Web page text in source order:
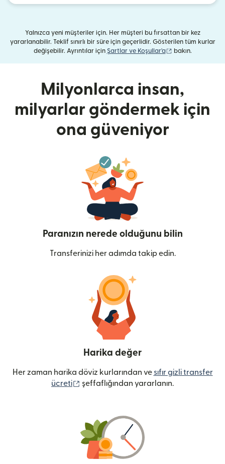
Yalnızca yeni müşteriler için. Her müşteri bu fırsattan bir kez
yararlanabilir. Teklif sınırlı bir süre için geçerlidir. Gösterilen tüm kurlar
değişebilir. Ayrıntılar için Şartlar ve Koşullar'a (yeni pencerede
bakın.
Milyonlarca insan,
milyarlar göndermek için
ona güveniyor
Paranızın nerede olduğunu bilin
Transferinizi her adımda takip edin.
Harika değer
Her zaman harika döviz kurlarından ve sıfır gizli transfer
ücreti
(yeni pencerede açılır)
şeffaflığından yararlanın.